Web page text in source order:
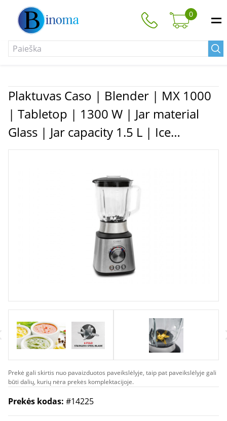
0
Plaktuvas Caso | Blender | MX 1000
| Tabletop | 1300 W | Jar material
Glass | Jar capacity 1.5 L | Ice
crushing | Stainless steel
Prekė gali skirtis nuo pavaizduotos paveikslėlyje, taip pat paveikslėlyje gali
būti dalių, kurių nėra prekės komplektacijoje.
Prekės kodas: #14225